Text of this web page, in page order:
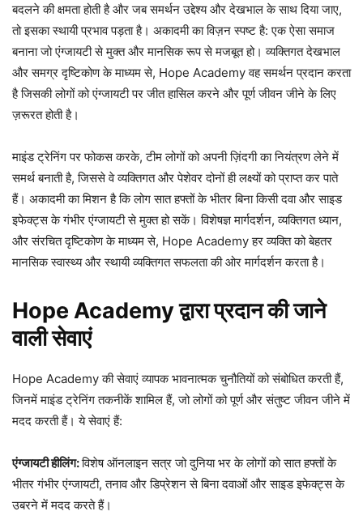
बदलने की क्षमता होती है और जब समर्थन उद्देश्य और देखभाल के साथ दिया जाए,
तो इसका स्थायी प्रभाव पड़ता है। अकादमी का विज़न स्पष्ट है: एक ऐसा समाज
बनाना जो एंग्जायटी से मुक्त और मानसिक रूप से मजबूत हो। व्यक्तिगत देखभाल
और समग्र दृष्टिकोण के माध्यम से, Hope Academy वह समर्थन प्रदान करता
है जिसकी लोगों को एंग्जायटी पर जीत हासिल करने और पूर्ण जीवन जीने के लिए
ज़रूरत होती है।
माइंड ट्रेनिंग पर फोकस करके, टीम लोगों को अपनी ज़िंदगी का नियंत्रण लेने में
समर्थ बनाती है, जिससे वे व्यक्तिगत और पेशेवर दोनों ही लक्ष्यों को प्राप्त कर पाते
हैं। अकादमी का मिशन है कि लोग सात हफ्तों के भीतर बिना किसी दवा और साइड
इफेक्ट्स के गंभीर एंग्जायटी से मुक्त हो सकें। विशेषज्ञ मार्गदर्शन, व्यक्तिगत ध्यान,
और संरचित दृष्टिकोण के माध्यम से, Hope Academy हर व्यक्ति को बेहतर
मानसिक स्वास्थ्य और स्थायी व्यक्तिगत सफलता की ओर मार्गदर्शन करता है।
Hope Academy द्वारा प्रदान की जाने
वाली सेवाएं
Hope Academy की सेवाएं व्यापक भावनात्मक चुनौतियों को संबोधित करती हैं,
जिनमें माइंड ट्रेनिंग तकनीकें शामिल हैं, जो लोगों को पूर्ण और संतुष्ट जीवन जीने में
मदद करती हैं। ये सेवाएं हैं:
एंग्जायटी हीलिंग:विशेष ऑनलाइन सत्र जो दुनिया भर के लोगों को सात हफ्तों के
भीतर गंभीर एंग्जायटी, तनाव और डिप्रेशन से बिना दवाओं और साइड इफेक्ट्स के
उबरने में मदद करते हैं।